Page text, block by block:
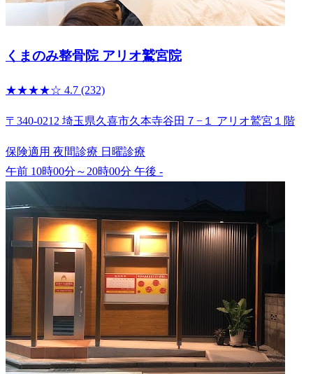
くまのみ整骨院 アリオ鷲宮院
★★★★☆ 4.7 (232)
〒340-0212 埼玉県久喜市久本寺谷田７−１ アリオ鷲宮１階
保険適用 夜間診療 日曜診療
午前 10時00分～20時00分 午後 -